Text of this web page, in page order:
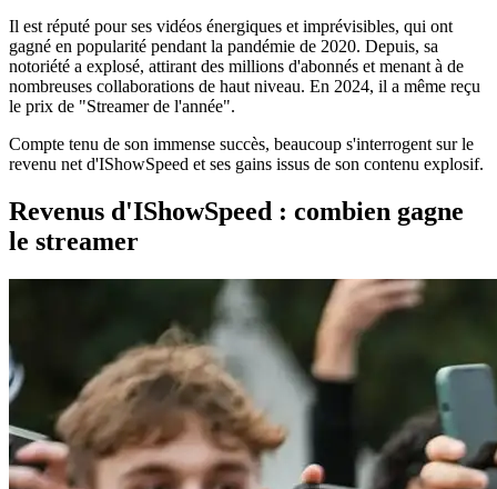
Il est réputé pour ses vidéos énergiques et imprévisibles, qui ont
gagné en popularité pendant la pandémie de 2020. Depuis, sa
notoriété a explosé, attirant des millions d'abonnés et menant à de
nombreuses collaborations de haut niveau. En 2024, il a même reçu
le prix de "Streamer de l'année".
Compte tenu de son immense succès, beaucoup s'interrogent sur le
revenu net d'IShowSpeed et ses gains issus de son contenu explosif.
Revenus d'IShowSpeed : combien gagne
le streamer